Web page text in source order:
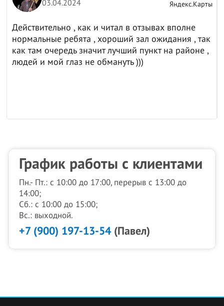
03.04.2024 Яндекс.Карты
Действительно , как и читал в отзывах вполне
нормальные ребята , хороший зал ожидания , так
как там очередь значит лучший пункт на районе ,
людей и мой глаз не обмануть )))
График работы с клиентами
Пн.- Пт.: с 10:00 до 17:00, перерыв с 13:00 до
14:00;
Сб.: с 10:00 до 15:00;
Вс.: выходной.
+7 (900) 197-13-54(Павел)